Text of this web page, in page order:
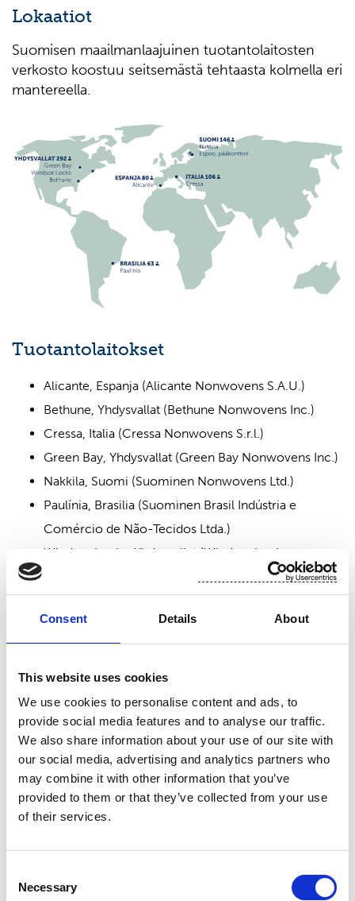
Consent Details About
This website uses cookies
We use cookies to personalise content and ads, to
provide social media features and to analyse our traffic.
We also share information about your use of our site with
our social media, advertising and analytics partners who
may combine it with other information that you’ve
provided to them or that they’ve collected from your use
of their services.
Selection
Necessary
Lokaatiot
Suomisen maailmanlaajuinen tuotantolaitosten
verkosto koostuu seitsemästä tehtaasta kolmella eri
mantereella.
Tuotantolaitokset
Alicante, Espanja (Alicante Nonwovens S.A.U.)
Bethune, Yhdysvallat (Bethune Nonwovens Inc.)
Cressa, Italia (Cressa Nonwovens S.r.l.)
Green Bay, Yhdysvallat (Green Bay Nonwovens Inc.)
Nakkila, Suomi (Suominen Nonwovens Ltd.)
Paulínia, Brasilia (Suominen Brasil Indústria e
Comércio de Não-Tecidos Ltda.)
Windsor Locks, Yhdysvallat (Windsor Locks
Organisaatio